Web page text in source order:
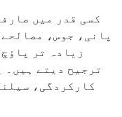
کسی قدر میں
پانی، جوس،
زیادہ تر
ترجیح دیتے
کارکردگی،